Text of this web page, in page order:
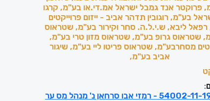
פרוקטר אנד גמבל ישראל אמ.די.או בע"מ, קרגו
בע"מ, רוגובין תדהר אביב - ייזום פרוייקטים
רפאל ליבא, ש.י.ל.ה. סחר וקירור בע"מ, שטראוס
שטראוס גרופ בע"מ, שטראוס מזון טרי בע"מ,
מסחרבע"מ, שטראוס פריטו ליי בע"מ, שיגור
אביב בע"מ,
:
ע"מ (ירושלים) 54002-11-19 - רמזי אבו סרחאן נ' מנהל מס ער